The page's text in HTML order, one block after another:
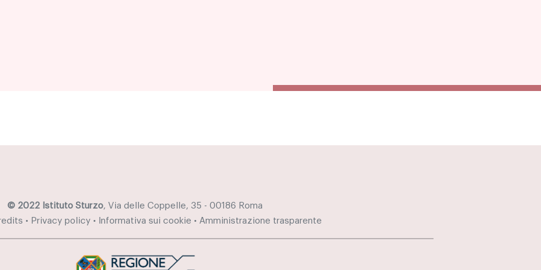
© 2022 Istituto Sturzo, Via delle Coppelle, 35 - 00186 Roma
• Privacy policy• Informativa sui cookie • Amministrazione trasparente